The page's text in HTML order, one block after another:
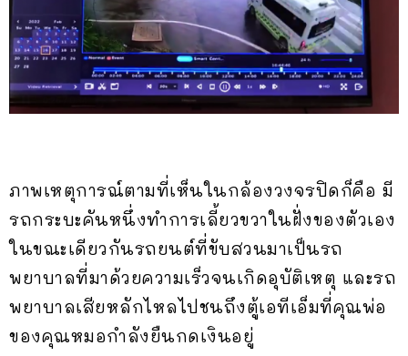
ภาพเหตุการณ์ตามที่เห็นในกล้องวงจรปิดก็คือ มี
รถกระบะคันหนึ่งทำการเลี้ยวขวาในฝั่งของตัวเอง
ในขณะเดียวกันรถยนต์ที่ขับสวนมาเป็นรถ
พยาบาลที่มาด้วยความเร็วจนเกิดอุบัติเหตุ และรถ
พยาบาลเสียหลักไหลไปชนถึงตู้เอทีเอ็มที่คุณพ่อ
ของคุณหมอกำลังยืนกดเงินอยู่